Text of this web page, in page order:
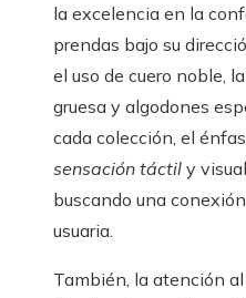
la excelencia en la
prendas bajo su
el uso de cuero noble,
gruesa y algodones
cada colección, el
sensación táctil y
buscando una
usuaria.
También, la atención